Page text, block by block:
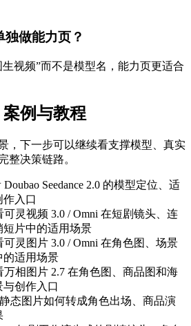
独做能力页？
视频”而不是模型名，能力页更适合
例与教程
，下一步可以继续看支撑模型、真实
整决策链路。
Doubao Seedance 2.0 的模型定位、适
作入口
可灵视频 3.0 / Omni 在短剧镜头、连
片中的适用场景
可灵图片 3.0 / Omni 在角色图、场景
的适用场景
万相图片 2.7 在角色图、商品图和海
创作入口
态图片如何转成角色出场、商品演